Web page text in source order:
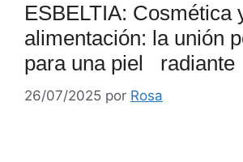
ESBELTIA: Cosmética
alimentación: la unión
para una piel radiante
26/07/2025 por Rosa